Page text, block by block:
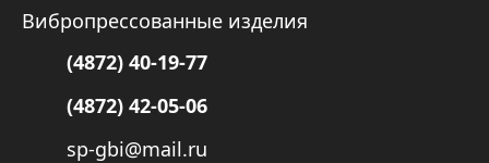
Вибропрессованные изделия
(4872) 40-19-77
(4872) 42-05-06
sp-gbi@mail.ru